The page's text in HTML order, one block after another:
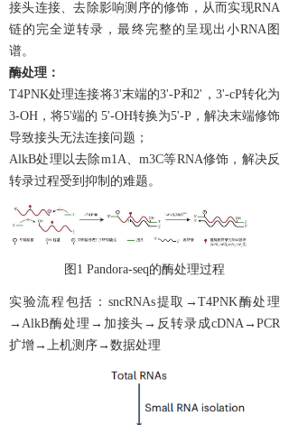
接头连接、去除影响测序的修饰，从而实现RNA
链的完全逆转录，最终完整的呈现出小RNA图
谱。
酶处理：
T4PNK处理连接将3'末端的3'-P和2'，3'-cP转化为
3-OH，将5'端的 5'-OH转换为5'-P，解决末端修饰
导致接头无法连接问题；
AlkB处理以去除m1A、m3C等RNA修饰，解决反
转录过程受到抑制的难题。
图1 Pandora-seq的酶处理过程
实验流程包括：sncRNAs提取→T4PNK酶处理
→AlkB酶处理→加接头→反转录成cDNA→PCR
扩增→上机测序→数据处理